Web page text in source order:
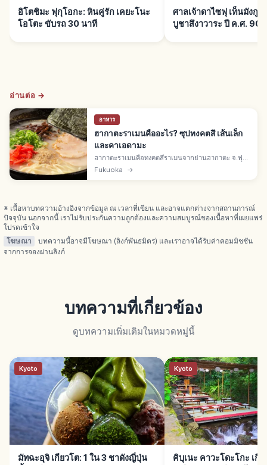
อิโตชิมะ ฟุกุโอกะ: หินคู่รัก เคยะโนะ
โอโตะ ขับรถ 30 นาที
ศาลเจ้าดาไซฟุ เท็นมังกู
บูชาสึงาวาระ ปี ค.ศ. 903
อ่านต่อ →
อาหาร
ฮากาตะราเมนคืออะไร? ซุปทงคตสึ เส้นเล็ก
และคาเอดามะ
ฮากาตะราเมนคือทงคตสึราเมนจากย่านฮากาตะ จ.ฟุกุ
โอกะ ซุปกระดูกหมูสีขาวขุ่นคู่เส้นเล็กตรง ราคา 500-
Fukuoka →
※ เนื้อหาบทความอ้างอิงจากข้อมูล ณ เวลาที่เขียน และอาจแตกต่างจากสถานการณ์
ปัจจุบัน นอกจากนี้ เราไม่รับประกันความถูกต้องและความสมบูรณ์ของเนื้อหาที่เผยแพร่
โปรดเข้าใจ
โฆษณา
บทความนี้อาจมีโฆษณา (ลิงก์พันธมิตร) และเราอาจได้รับค่าคอมมิชชัน
จากการจองผ่านลิงก์
บทความที่เกี่ยวข้อง
ดูบทความเพิ่มเติมในหมวดหมู่นี้
Kyoto
มัทฉะอุจิ เกียวโต: 1 ใน 3 ชาดังญี่ปุ่น
Kyoto
คิบุเนะ คาวะโดะโกะ เกีย